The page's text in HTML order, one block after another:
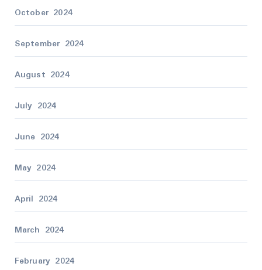
October 2024
September 2024
August 2024
July 2024
June 2024
May 2024
April 2024
March 2024
February 2024